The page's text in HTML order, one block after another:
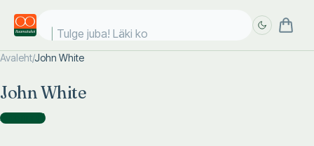
Tulge juba! Läki koo
Avaleht/John White
John White
Autorina )